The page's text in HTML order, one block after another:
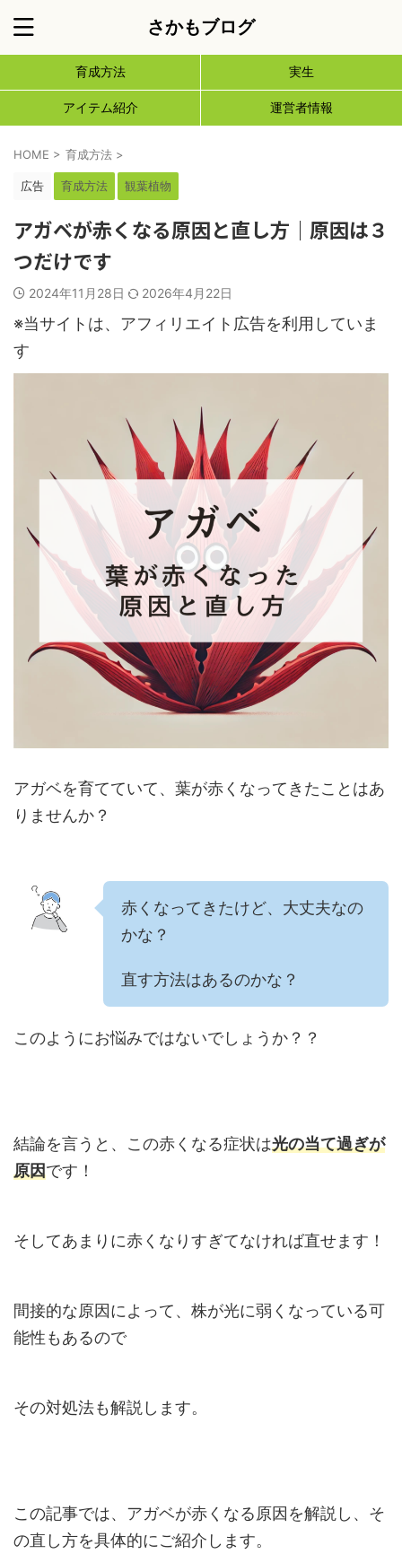
さかもブログ
育成方法 実生
アイテム紹介 運営者情報
HOME > 育成方法 >
広告 育成方法 観葉植物
アガベが赤くなる原因と直し方｜原因は３
つだけです
2024年11月28日 2026年4月22日
※当サイトは、アフィリエイト広告を利用していま
す
アガベを育てていて、葉が赤くなってきたことはあ
りませんか？
赤くなってきたけど、大丈夫なの
かな？
直す方法はあるのかな？
このようにお悩みではないでしょうか？？
結論を言うと、この赤くなる症状は光の当て過ぎが
原因です！
そしてあまりに赤くなりすぎてなければ直せます！
間接的な原因によって、株が光に弱くなっている可
能性もあるので
その対処法も解説します。
この記事では、アガベが赤くなる原因を解説し、そ
の直し方を具体的にご紹介します。